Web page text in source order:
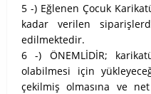
5 -) Eğlenen Çocuk
kadar verilen
edilmektedir.
6 -) ÖNEMLİDİR;
olabilmesi için
çekilmiş olmasına ve